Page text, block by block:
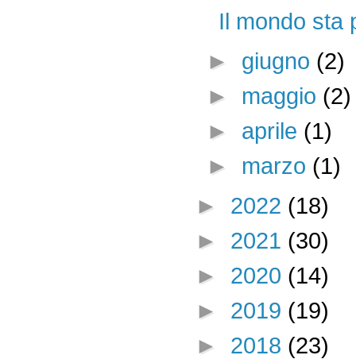
Il mondo sta
► giugno (2)
► maggio (2)
► aprile (1)
► marzo (1)
► 2022 (18)
► 2021 (30)
► 2020 (14)
► 2019 (19)
► 2018 (23)